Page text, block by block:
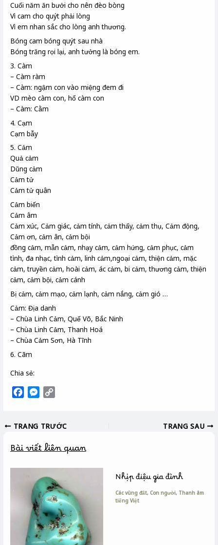
Cuối năm ăn bưởi cho nên đèo bòng
Vì cam cho quýt phải lòng
Vì em nhan sắc cho lòng anh thương.
Bóng cam bóng quýt sau nhà
Bóng trăng rọi lại, anh tưởng là bóng em.
3. Càm
– Càm ràm
– Càm: ngậm con vào miệng đem đi
VD mèo càm con, hổ càm con
– Càm: Cằm
4. Cạm
Cạm bẫy
5. Cảm
Quả cảm
Dũng cảm
Cảm tử
Cảm tử quân
Cảm biến
Cảm âm
Cảm xúc, Cảm giác, cảm tính, cảm thấy, cảm thụ, Cảm động,
Cảm ơn, cảm ân, cảm bội
đồng cảm, mẫn cảm, nhạy cảm, cảm hứng, cảm phục, cảm
tình, đa nhạc, tình cảm, linh cảm,ngoại cảm, thiện cảm, mặc
cảm, truyền cảm, hoài cảm, ác cảm, bi cảm, thương cảm, thiện
cảm, cảm bội, cảm cánh
Bị cảm, cảm mạo, cảm lạnh, cảm nắng, cảm gió …
Cảm: Địa danh
– Chùa Linh Cảm, Quế Võ, Bắc Ninh
– Chùa Linh Cảm, Thanh Hoá
– Chùa Cảm Sơn, Hà Tĩnh
6. Cãm
Chia sẻ:
e
o
k
M
s
n
e
r
y
i
TRANG TRƯỚC TRANG SAU
Bài viết liên quan
Nhịp điệu gia đình
Các vùng đất, Con người, Thanh âm
tiếng Việt